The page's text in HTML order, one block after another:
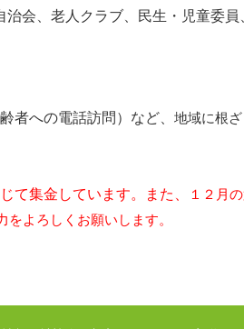
会、老人クラブ、民生・児童委員
者への電話訪問）など、 地域に根
て集金しています。また、
１２月
をよ ろしくお願いします。